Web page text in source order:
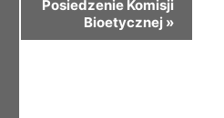
Posiedzenie Komisji
Bioetycznej »